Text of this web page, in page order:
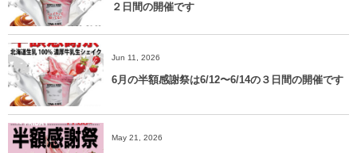
２日間の開催です
Jun 11, 2026
6月の半額感謝祭は6/12〜6/14の３日間の開催です
May 21, 2026